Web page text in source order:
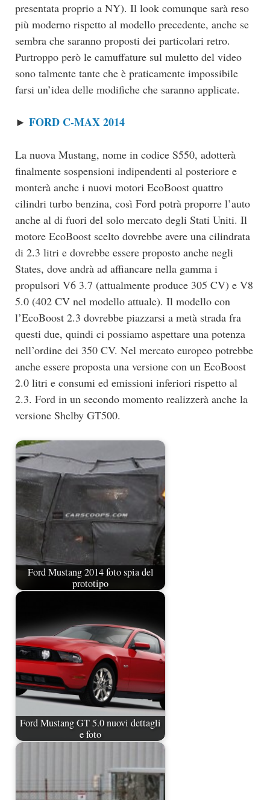
presentata proprio a NY). Il look comunque sarà reso
più moderno rispetto al modello precedente, anche se
sembra che saranno proposti dei particolari retro.
Purtroppo però le camuffature sul muletto del video
sono talmente tante che è praticamente impossibile
farsi un’idea delle modifiche che saranno applicate.
► FORD C-MAX 2014
La nuova Mustang, nome in codice S550, adotterà
finalmente sospensioni indipendenti al posteriore e
monterà anche i nuovi motori EcoBoost quattro
cilindri turbo benzina, così Ford potrà proporre l’auto
anche al di fuori del solo mercato degli Stati Uniti. Il
motore EcoBoost scelto dovrebbe avere una cilindrata
di 2.3 litri e dovrebbe essere proposto anche negli
States, dove andrà ad affiancare nella gamma i
propulsori V6 3.7 (attualmente produce 305 CV) e V8
5.0 (402 CV nel modello attuale). Il modello con
l’EcoBoost 2.3 dovrebbe piazzarsi a metà strada fra
questi due, quindi ci possiamo aspettare una potenza
nell’ordine dei 350 CV. Nel mercato europeo potrebbe
anche essere proposta una versione con un EcoBoost
2.0 litri e consumi ed emissioni inferiori rispetto al
2.3. Ford in un secondo momento realizzerà anche la
versione Shelby GT500.
Ford Mustang 2014 foto spia del
prototipo
Ford Mustang GT 5.0 nuovi dettagli
e foto